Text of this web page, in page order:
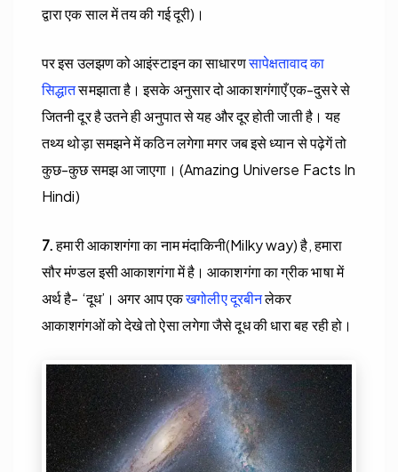
द्वारा एक साल में तय की गई दूरी)।
पर इस उलझण को आइंस्टाइन का साधारणसापेक्षतावाद का
सिद्धातसमझाता है। इसके अनुसार दो आकाशगंगाएँ एक-दुसरे से
जितनी दूर है उतने ही अनुपात से यह और दूर होती जाती है। यह
तथ्य थोड़ा समझने में कठिन लगेगा मगर जब इसे ध्यान से पढ़ेगें तो
कुछ-कुछ समझ आ जाएगा। (Amazing Universe Facts In
Hindi)
7.हमारी आकाशगंगा का नाम मंदाकिनी(Milky way) है, हमारा
सौर मंण्डल इसी आकाशगंगा में है। आकाशगंगा का ग्रीक भाषा में
अर्थ है- ‘दूध’। अगर आप एकखगोलीए दूरबीनलेकर
आकाशगंगओं को देखे तो ऐसा लगेगा जैसे दूध की धारा बह रही हो।